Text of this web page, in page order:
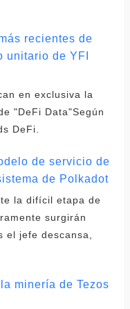
recientes de
unitario de YFI
en exclusiva la
"DeFi Data"Según
DeFi.
de servicio de
de Polkadot
la difícil etapa de
surgirán
el jefe descansa,
minería de Tezos